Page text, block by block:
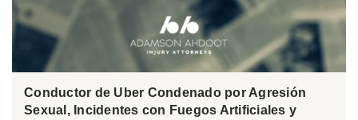
Conductor de Uber Condenado por Agresión
Sexual, Incidentes con Fuegos Artificiales y